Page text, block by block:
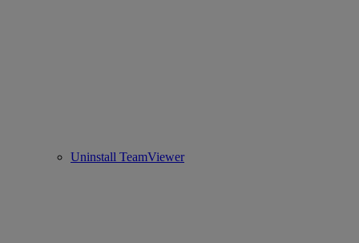
Uninstall TeamViewer